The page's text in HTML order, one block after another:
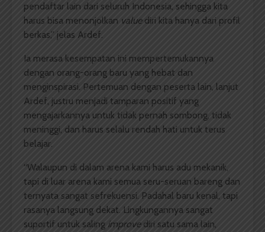
pendaftar lain dari seluruh Indonesia, sehingga kita
harus bisa menonjolkan valuediri kita hanya dari profil
berkas,” jelas Ardef.
Ia merasa kesempatan ini mempertemukannya
dengan orang-orang baru yang hebat dan
menginspirasi. Pertemuan dengan peserta lain, lanjut
Ardef, justru menjadi tamparan positif yang
mengajarkannya untuk tidak pernah sombong, tidak
meninggi, dan harus selalu rendah hati untuk terus
belajar.
“Walaupun di dalam arena kami harus adu mekanik,
tapi di luar arena kami semua seru-seruan bareng dan
ternyata sangat sefrekuensi. Padahal baru kenal, tapi
rasanya langsung dekat. Lingkungannya sangat
suportif untuk saling improvediri satu sama lain,